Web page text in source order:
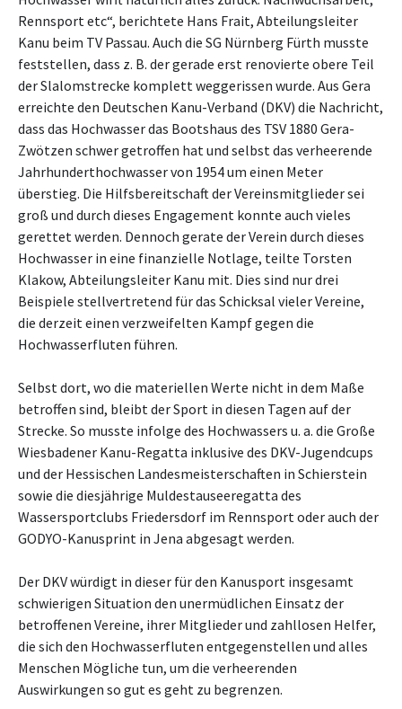
Rennsport etc“, berichtete Hans Frait, Abteilungsleiter
Kanu beim TV Passau. Auch die SG Nürnberg Fürth musste
feststellen, dass z. B. der gerade erst renovierte obere Teil
der Slalomstrecke komplett weggerissen wurde. Aus Gera
erreichte den Deutschen Kanu-Verband (DKV) die Nachricht,
dass das Hochwasser das Bootshaus des TSV 1880 Gera-
Zwötzen schwer getroffen hat und selbst das verheerende
Jahrhunderthochwasser von 1954 um einen Meter
überstieg. Die Hilfsbereitschaft der Vereinsmitglieder sei
groß und durch dieses Engagement konnte auch vieles
gerettet werden. Dennoch gerate der Verein durch dieses
Hochwasser in eine finanzielle Notlage, teilte Torsten
Klakow, Abteilungsleiter Kanu mit. Dies sind nur drei
Beispiele stellvertretend für das Schicksal vieler Vereine,
die derzeit einen verzweifelten Kampf gegen die
Hochwasserfluten führen.
Selbst dort, wo die materiellen Werte nicht in dem Maße
betroffen sind, bleibt der Sport in diesen Tagen auf der
Strecke. So musste infolge des Hochwassers u. a. die Große
Wiesbadener Kanu-Regatta inklusive des DKV-Jugendcups
und der Hessischen Landesmeisterschaften in Schierstein
sowie die diesjährige Muldestauseeregatta des
Wassersportclubs Friedersdorf im Rennsport oder auch der
GODYO-Kanusprint in Jena abgesagt werden.
Der DKV würdigt in dieser für den Kanusport insgesamt
schwierigen Situation den unermüdlichen Einsatz der
betroffenen Vereine, ihrer Mitglieder und zahllosen Helfer,
die sich den Hochwasserfluten entgegenstellen und alles
Menschen Mögliche tun, um die verheerenden
Auswirkungen so gut es geht zu begrenzen.